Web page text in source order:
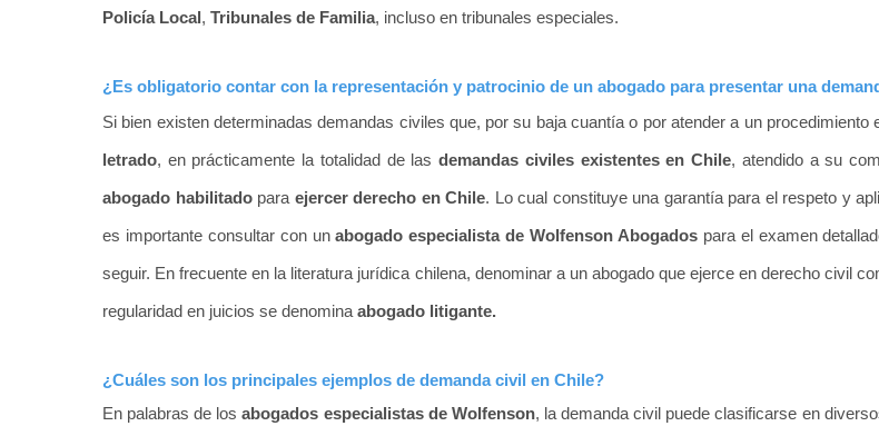
Policía Local, Tribunales de Familia, incluso en tribunales especiales.
¿Es obligatorio contar con la representación y patrocinio de un abogado para presentar una
Si bien existen determinadas demandas civiles que, por su bajacuantía o por atender a un procedimiento
letrado, en prácticamente la totalidad de lasdemandas civiles existentes en Chile, atendido a su
abogado habilitadopara ejercer derecho en Chile. Lo cual constituye una garantía para el respeto y
es importante consultar con unabogado especialista de Wolfenson Abogadospara el examen
seguir. En frecuente en la literatura jurídica chilena, denominar a un abogado que ejerce en derecho civil
regularidad en juicios se denomina abogado litigante.
¿Cuáles son los principales ejemplos de demanda civil en Chile?
En palabras de losabogados especialistas de Wolfenson, la demanda civil puede clasificarse en